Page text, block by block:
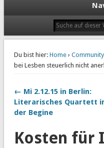
Du bist hier: Home› Community
bei Lesben steuerlich nicht
← Mi 2.12.15 in Berlin:
Literarisches Quartett
der Begine
Kosten für